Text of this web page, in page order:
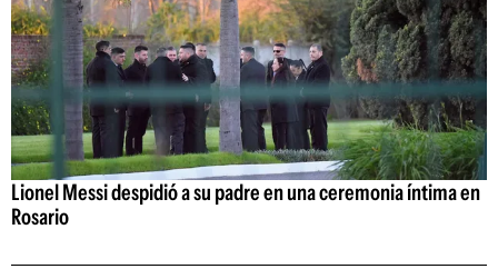
Lionel Messi despidió a su padre en una ceremonia íntima en
Rosario